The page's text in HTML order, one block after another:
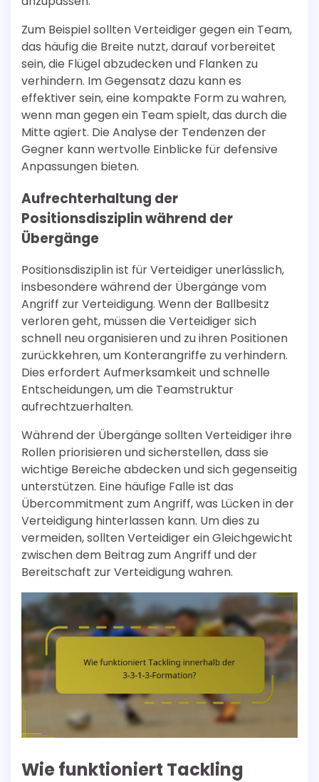
Zum Beispiel sollten Verteidiger gegen ein Team,
das häufig die Breite nutzt, darauf vorbereitet
sein, die Flügel abzudecken und Flanken zu
verhindern. Im Gegensatz dazu kann es
effektiver sein, eine kompakte Form zu wahren,
wenn man gegen ein Team spielt, das durch die
Mitte agiert. Die Analyse der Tendenzen der
Gegner kann wertvolle Einblicke für defensive
Anpassungen bieten.
Aufrechterhaltung der
Positionsdisziplin während der
Übergänge
Positionsdisziplin ist für Verteidiger unerlässlich,
insbesondere während der Übergänge vom
Angriff zur Verteidigung. Wenn der Ballbesitz
verloren geht, müssen die Verteidiger sich
schnell neu organisieren und zu ihren Positionen
zurückkehren, um Konterangriffe zu verhindern.
Dies erfordert Aufmerksamkeit und schnelle
Entscheidungen, um die Teamstruktur
aufrechtzuerhalten.
Während der Übergänge sollten Verteidiger ihre
Rollen priorisieren und sicherstellen, dass sie
wichtige Bereiche abdecken und sich gegenseitig
unterstützen. Eine häufige Falle ist das
Übercommitment zum Angriff, was Lücken in der
Verteidigung hinterlassen kann. Um dies zu
vermeiden, sollten Verteidiger ein Gleichgewicht
zwischen dem Beitrag zum Angriff und der
Bereitschaft zur Verteidigung wahren.
Wie funktioniert Tackling